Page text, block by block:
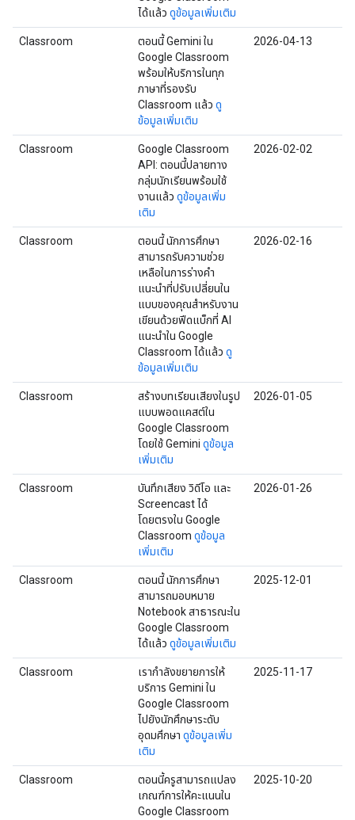
ได้แล้ว ดูข้อมูลเพิ่มเติม
Classroom
ตอนนี้ Gemini ใน
Google Classroom
พร้อมให้บริการในทุก
ภาษาที่รองรับ
Classroom แล้ว ดู
ข้อมูลเพิ่มเติม
2026-04-13
Classroom
Google Classroom
API: ตอนนี้ปลายทาง
กลุ่มนักเรียนพร้อมใช้
งานแล้ว ดูข้อมูลเพิ่ม
เติม
2026-02-02
Classroom
ตอนนี้ นักการศึกษา
สามารถรับความช่วย
เหลือในการร่างคำ
แนะนำที่ปรับเปลี่ยนใน
แบบของคุณสำหรับงาน
เขียนด้วยฟีดแบ็กที่ AI
แนะนำใน Google
Classroom ได้แล้ว ดู
ข้อมูลเพิ่มเติม
2026-02-16
Classroom
สร้างบทเรียนเสียงในรูป
แบบพอดแคสต์ใน
Google Classroom
โดยใช้ Gemini ดูข้อมูล
เพิ่มเติม
2026-01-05
Classroom
บันทึกเสียง วิดีโอ และ
Screencast ได้
โดยตรงใน Google
Classroom ดูข้อมูล
เพิ่มเติม
2026-01-26
Classroom
ตอนนี้ นักการศึกษา
สามารถมอบหมาย
Notebook สาธารณะใน
Google Classroom
ได้แล้ว ดูข้อมูลเพิ่มเติม
2025-12-01
Classroom
เรากำลังขยายการให้
บริการ Gemini ใน
Google Classroom
ไปยังนักศึกษาระดับ
อุดมศึกษา ดูข้อมูลเพิ่ม
เติม
2025-11-17
Classroom
ตอนนี้ครูสามารถแปลง
เกณฑ์การให้คะแนนใน
Google Classroom
2025-10-20